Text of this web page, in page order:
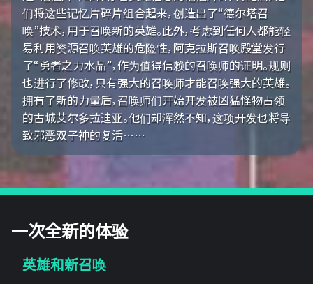
们将这些记忆片碎片组合起来，创造出了“德尔塔召
唤”技术，用于召唤新的英雄。此外，考虑到任何人都能轻
易利用资源召唤英雄的危险性，阿克拉斯召唤殿堂发行
了“勇者之力水晶”，作为值得信赖的召唤师的证明。规则
也进行了修改，只有强大的召唤师才能召唤强大的英雄。
拥有了新的力量后，召唤师们开始开发被凶猛怪物占领
的古城艾尔多拉迪亚。他们却浑然不知，这项开发也将导
致邪恶双子神的复活……
一次全新的体验
英雄和新召唤